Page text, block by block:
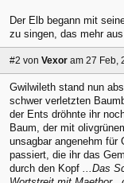
Der Elb begann mit
zu singen, das mehr
#2 von Vexor am 27 Feb,
Gwilwileth stand nun
schwer verletzten
der Ents dröhnte ihr
Baum, der mit
unsagbar angenehm für
passiert, die ihr das
durch den Kopf ...Das